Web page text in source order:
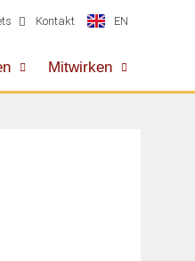
Kontakt EN
Mitwirken